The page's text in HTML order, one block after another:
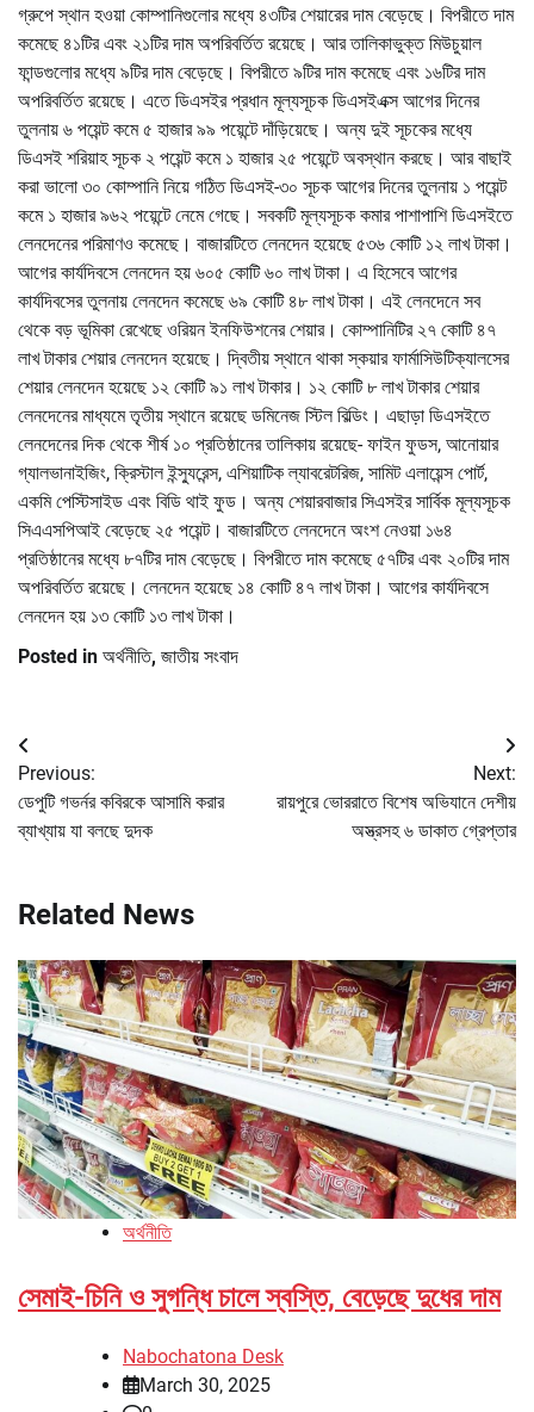
গ্রুপে স্থান হওয়া কোম্পানিগুলোর মধ্যে ৪৩টির শেয়ারের দাম বেড়েছে। বিপরীতে দাম
কমেছে ৪১টির এবং ২১টির দাম অপরিবর্তিত রয়েছে। আর তালিকাভুক্ত মিউচুয়াল
ফান্ডগুলোর মধ্যে ৯টির দাম বেড়েছে। বিপরীতে ৯টির দাম কমেছে এবং ১৬টির দাম
অপরিবর্তিত রয়েছে। এতে ডিএসইর প্রধান মূল্যসূচক ডিএসইএক্স আগের দিনের
তুলনায় ৬ পয়েন্ট কমে ৫ হাজার ৯৯ পয়েন্টে দাঁড়িয়েছে। অন্য দুই সূচকের মধ্যে
ডিএসই শরিয়াহ সূচক ২ পয়েন্ট কমে ১ হাজার ২৫ পয়েন্টে অবস্থান করছে। আর বাছাই
করা ভালো ৩০ কোম্পানি নিয়ে গঠিত ডিএসই-৩০ সূচক আগের দিনের তুলনায় ১ পয়েন্ট
কমে ১ হাজার ৯৬২ পয়েন্টে নেমে গেছে। সবকটি মূল্যসূচক কমার পাশাপাশি ডিএসইতে
লেনদেনের পরিমাণও কমেছে। বাজারটিতে লেনদেন হয়েছে ৫৩৬ কোটি ১২ লাখ টাকা।
আগের কার্যদিবসে লেনদেন হয় ৬০৫ কোটি ৬০ লাখ টাকা। এ হিসেবে আগের
কার্যদিবসের তুলনায় লেনদেন কমেছে ৬৯ কোটি ৪৮ লাখ টাকা। এই লেনদেনে সব
থেকে বড় ভূমিকা রেখেছে ওরিয়ন ইনফিউশনের শেয়ার। কোম্পানিটির ২৭ কোটি ৪৭
লাখ টাকার শেয়ার লেনদেন হয়েছে। দ্বিতীয় স্থানে থাকা স্কয়ার ফার্মাসিউটিক্যালসের
শেয়ার লেনদেন হয়েছে ১২ কোটি ৯১ লাখ টাকার। ১২ কোটি ৮ লাখ টাকার শেয়ার
লেনদেনের মাধ্যমে তৃতীয় স্থানে রয়েছে ডমিনেজ স্টিল বিল্ডিং। এছাড়া ডিএসইতে
লেনদেনের দিক থেকে শীর্ষ ১০ প্রতিষ্ঠানের তালিকায় রয়েছে- ফাইন ফুডস, আনোয়ার
গ্যালভানাইজিং, ক্রিস্টাল ইন্স্যুরেন্স, এশিয়াটিক ল্যাবরেটরিজ, সামিট এলায়েন্স পোর্ট,
একমি পেস্টিসাইড এবং বিডি থাই ফুড। অন্য শেয়ারবাজার সিএসইর সার্বিক মূল্যসূচক
সিএএসপিআই বেড়েছে ২৫ পয়েন্ট। বাজারটিতে লেনদেনে অংশ নেওয়া ১৬৪
প্রতিষ্ঠানের মধ্যে ৮৭টির দাম বেড়েছে। বিপরীতে দাম কমেছে ৫৭টির এবং ২০টির দাম
অপরিবর্তিত রয়েছে। লেনদেন হয়েছে ১৪ কোটি ৪৭ লাখ টাকা। আগের কার্যদিবসে
লেনদেন হয় ১৩ কোটি ১৩ লাখ টাকা।
Posted in অর্থনীতি, জাতীয় সংবাদ
Post
navigation
Previous:
ডেপুটি গভর্নর কবিরকে আসামি করার
ব্যাখ্যায় যা বলছে দুদক
Next:
রায়পুরে ভোররাতে বিশেষ অভিযানে দেশীয়
অস্ত্রসহ ৬ ডাকাত গ্রেপ্তার
Related News
অর্থনীতি
সেমাই-চিনি ও সুগন্ধি চালে স্বস্তি, বেড়েছে দুধের দাম
Nabochatona Desk
March 30, 2025